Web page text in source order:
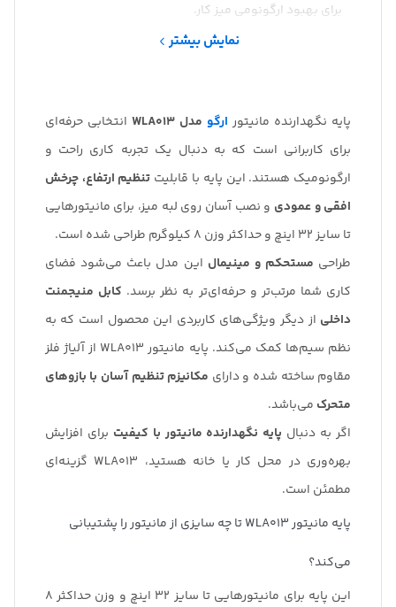
برای بهبود ارگونومی میز کار.
نمایش بیشتر
پایه نگهدارنده مانیتور ارگو مدل WLA013
انتخابی حرفه‌ای
برای کاربرانی است که به دنبال یک تجربه کاری راحت و
ارگونومیک هستند. این پایه با قابلیت تنظیم ارتفاع، چرخش
افقی و عمودی و نصب آسان روی لبه میز، برای مانیتورهایی
تا سایز 32 اینچ و حداکثر وزن 8 کیلوگرم طراحی شده است.
طراحی مستحکم و مینیمال این مدل باعث می‌شود فضای
کاری شما مرتب‌تر و حرفه‌ای‌تر به نظر برسد. کابل منیجمنت
داخلی از دیگر ویژگی‌های کاربردی این محصول است که به
نظم سیم‌ها کمک می‌کند. پایه مانیتور WLA013 از آلیاژ فلز
مقاوم ساخته شده و دارای مکانیزم تنظیم آسان با بازوهای
متحرک می‌باشد.
اگر به دنبال پایه نگهدارنده مانیتور با کیفیت برای افزایش
بهره‌وری در محل کار یا خانه هستید، WLA013 گزینه‌ای
مطمئن است.
پایه مانیتور WLA013 تا چه سایزی از مانیتور را پشتیبانی
می‌کند؟
این پایه برای مانیتورهایی تا سایز 32 اینچ و وزن حداکثر 8